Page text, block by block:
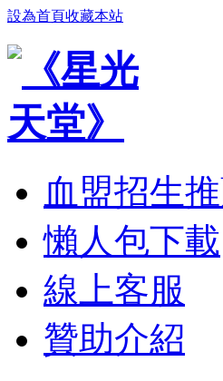
設為首頁收藏本站
血盟招生
懶人包下載
線上客服
贊助介紹